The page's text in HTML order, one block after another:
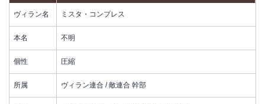
ヴィラン名 ミスタ・コンプレス
本名 不明
個性 圧縮
所属 ヴィラン連合 / 敵連合 幹部